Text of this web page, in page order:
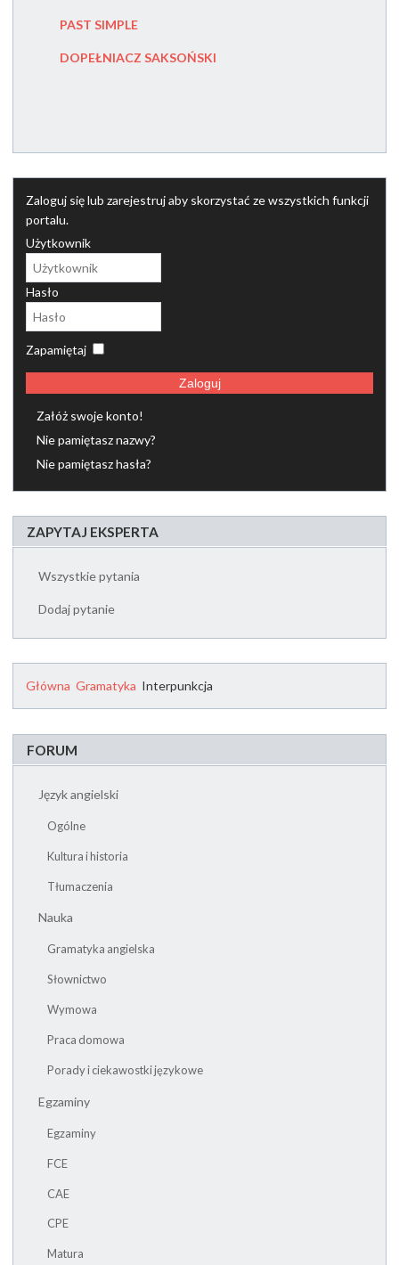
PAST SIMPLE
DOPEŁNIACZ SAKSOŃSKI
Zaloguj się lub zarejestruj aby skorzystać ze wszystkich funkcji
portalu.
Użytkownik
Hasło
Zapamiętaj
Zaloguj
Załóż swoje konto!
Nie pamiętasz nazwy?
Nie pamiętasz hasła?
ZAPYTAJ EKSPERTA
Wszystkie pytania
Dodaj pytanie
Główna Gramatyka Interpunkcja
FORUM
Język angielski
Ogólne
Kultura i historia
Tłumaczenia
Nauka
Gramatyka angielska
Słownictwo
Wymowa
Praca domowa
Porady i ciekawostki językowe
Egzaminy
Egzaminy
FCE
CAE
CPE
Matura